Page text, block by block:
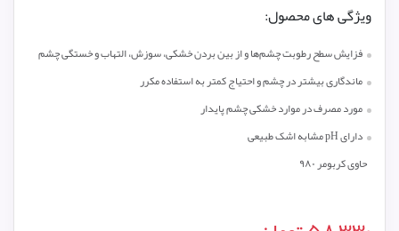
ویژگی های محصول:
فزایش سطح رطوبت چشم‌ها و از بین بردن خشکی، سوزش، التهاب و خستگی چشم
ماندگاری بیشتر در چشم و احتیاج کمتر به استفاده مکرر
مورد مصرف در موارد خشکی چشم پایدار
دارای pH مشابه اشک طبیعی
حاوی کربومر ۹۸۰